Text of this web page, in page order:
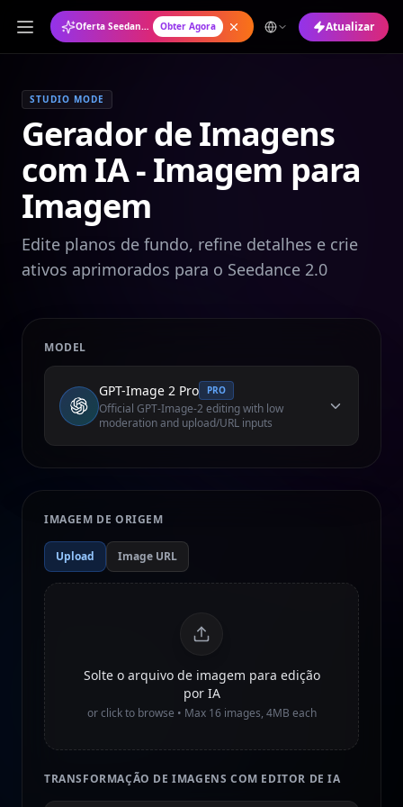
Oferta Seedance 2.0: Plano Anual com 50% de Desconto Obter Agora Atualizar
STUDIO MODE
Gerador de Imagens
com IA - Imagem para
Imagem
Edite planos de fundo, refine detalhes e crie
ativos aprimorados para o Seedance 2.0
MODEL
GPT-Image 2 Pro PRO
Official GPT-Image-2 editing with low
moderation and upload/URL inputs
IMAGEM DE ORIGEM
Upload Image URL
Solte o arquivo de imagem para edição
por IA
or click to browse • Max 16images, 4MB each
TRANSFORMAÇÃO DE IMAGENS COM EDITOR DE IA